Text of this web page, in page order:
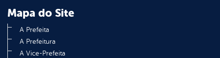
Mapa do Site
A Prefeita
A Prefeitura
A Vice-Prefeita